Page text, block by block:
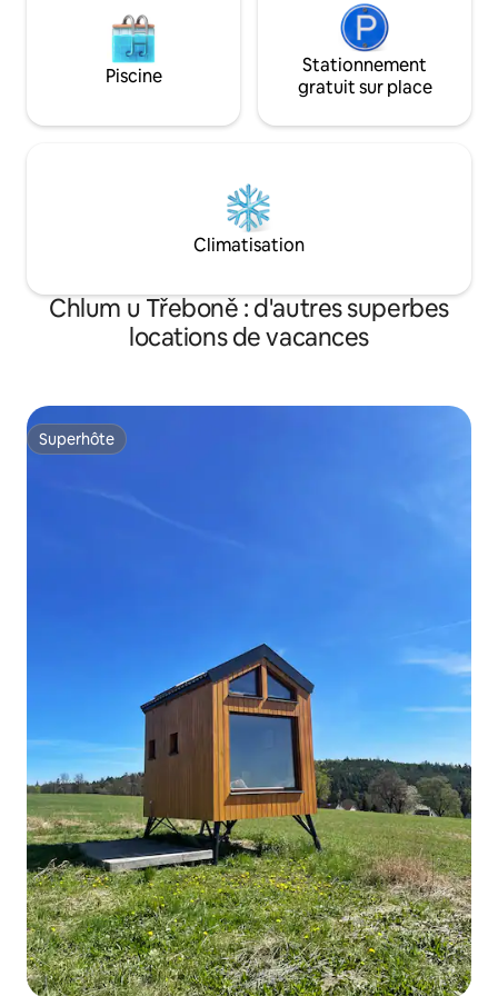
Piscine
Stationnement
gratuit sur place
Climatisation
Chlum u Třeboně : d'autres superbes
locations de vacances
Superhôte
Superhôte